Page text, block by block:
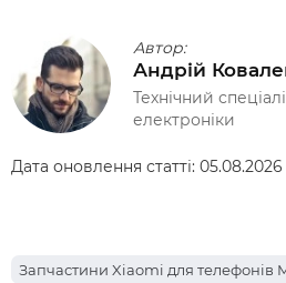
Автор:
Андрій
Технічний
електроніки
Дата оновлення статті: 05.08.2026
Запчастини Xiaomi для телефонів